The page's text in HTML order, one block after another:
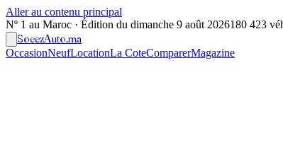
Aller au contenu principal
Nº 1 au Maroc · Édition du dimanche 9 août 2026180 423
SoeezAuto.ma
OccasionNeufLocationLa CoteComparerMagazine